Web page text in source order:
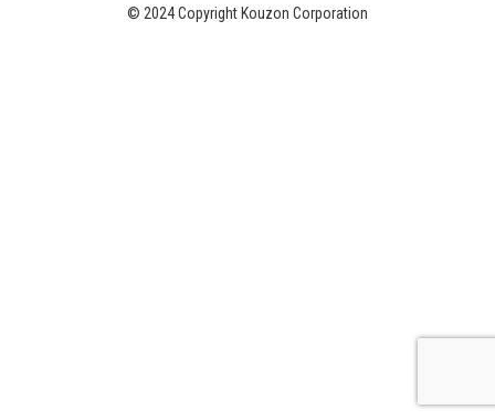
© 2024 Copyright Kouzon Corporation